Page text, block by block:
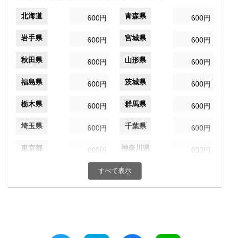
北海道 600円 青森県 600円
岩手県 600円 宮城県 600円
秋田県 600円 山形県 600円
福島県 600円 茨城県 600円
栃木県 600円 群馬県 600円
埼玉県 600円 千葉県 600円
東京都 600円 神奈川県 600円
600円 富山県
静岡県
すべて表示